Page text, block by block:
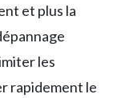
et plus la
les
rapidement le